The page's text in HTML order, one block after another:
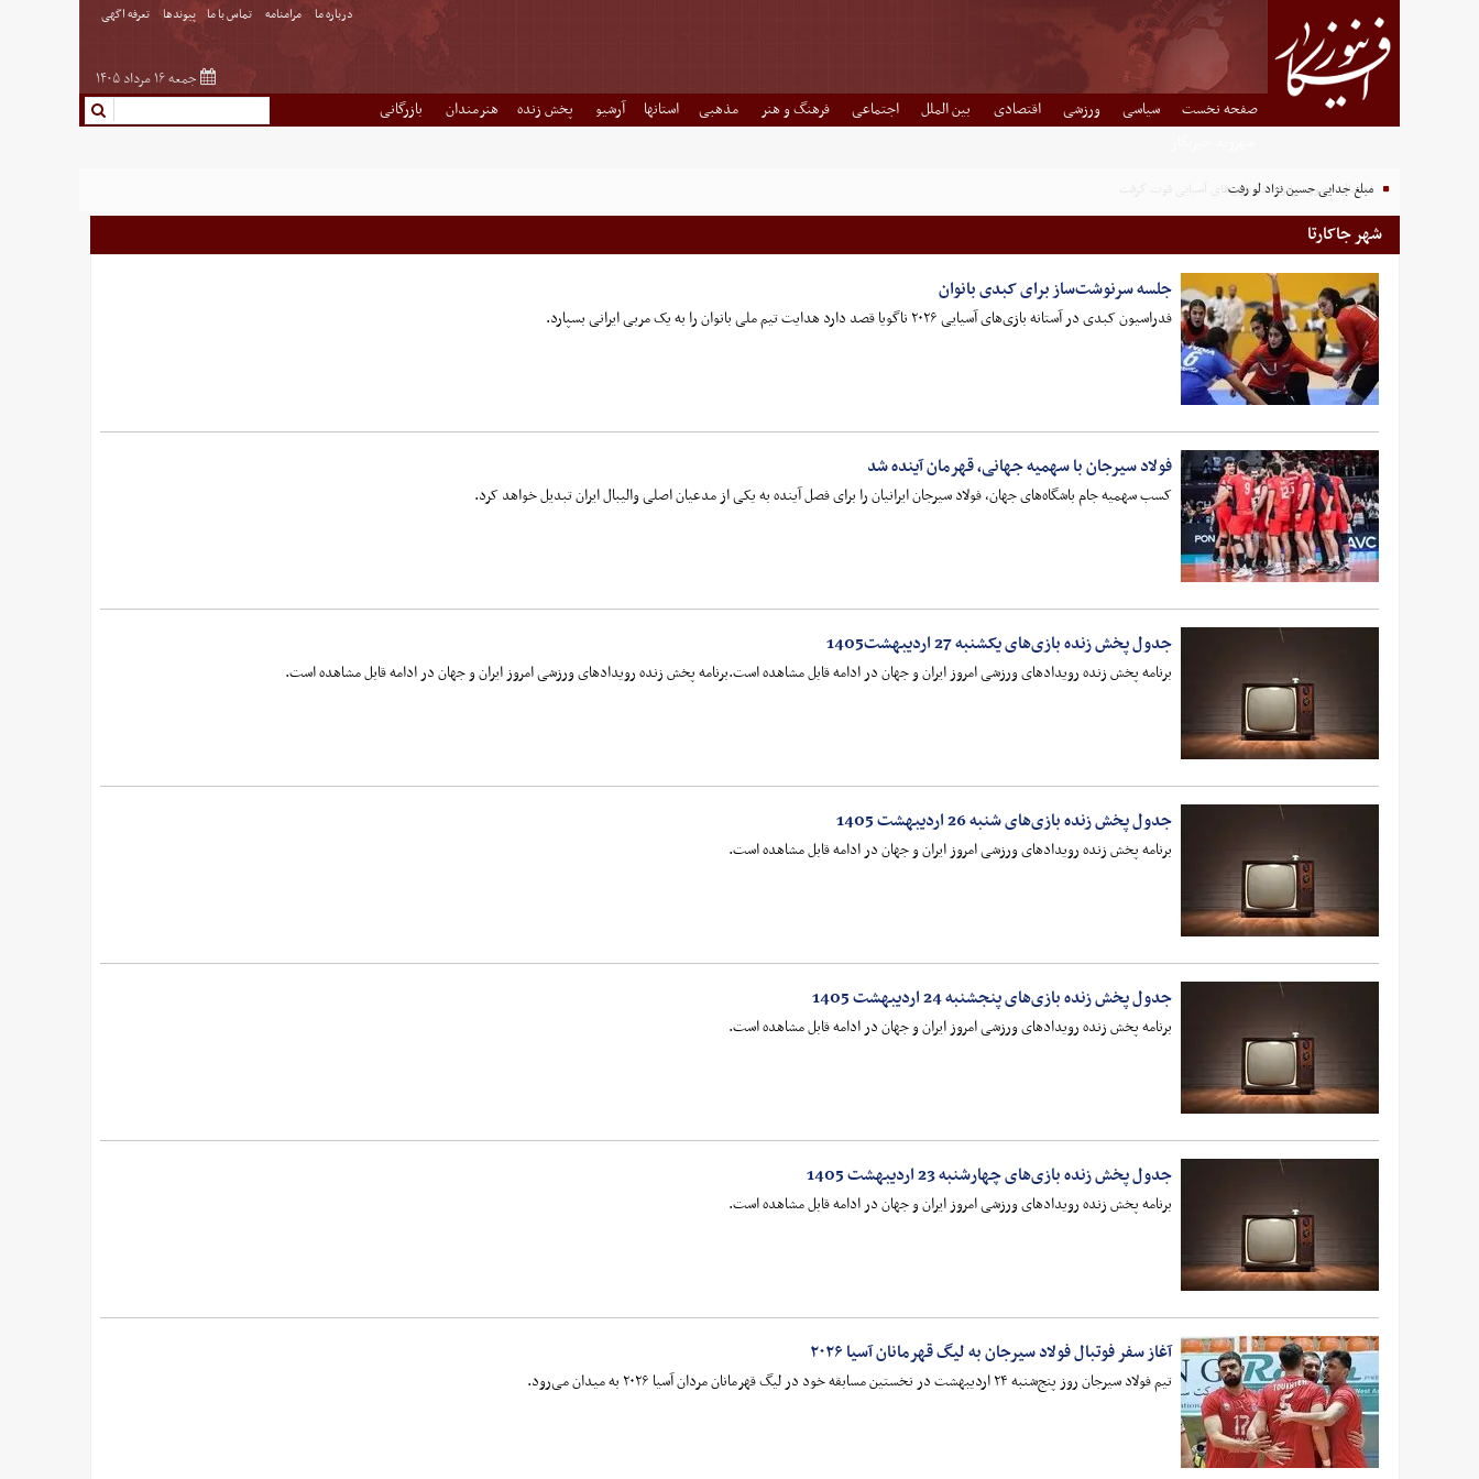
درباره ما مرامنامه تماس با ما پیوندها تعرفه اگهی
جمعه ۱۶ مرداد ۱۴۰۵
صفحه نخست سیاسی ورزشی اقتصادی بین الملل اجتماعی فرهنگ و هنر مذهبی استانها آرشیو پخش زنده هنرمندان
بازرگانی
مبلغ جدایی حسین نژاد لو رفت
شهر جاکارتا
جلسه سرنوشت‌ساز برای کبدی بانوان
فدراسیون کبدی در آستانه بازی‌های آسیایی ۲۰۲۶ ناگویا قصد دارد هدایت تیم ملی بانوان را به یک مربی ایرانی بسپارد.
فولاد سیرجان با سهمیه جهانی، قهرمان آینده شد
کسب سهمیه جام باشگاه‌های جهان، فولاد سیرجان ایرانیان را برای فصل آینده به یکی از مدعیان اصلی والیبال ایران تبدیل خواهد کرد.
جدول پخش زنده بازی‌های یکشنبه 27 اردیبهشت1405
برنامه پخش زنده رویدادهای ورزشی امروز ایران و جهان در ادامه قابل مشاهده است.برنامه پخش زنده رویدادهای ورزشی امروز ایران و جهان در ادامه قابل مشاهده است.
جدول پخش زنده بازی‌های شنبه 26 اردیبهشت 1405
برنامه پخش زنده رویدادهای ورزشی امروز ایران و جهان در ادامه قابل مشاهده است.
جدول پخش زنده بازی‌های پنجشنبه 24 اردیبهشت 1405
برنامه پخش زنده رویدادهای ورزشی امروز ایران و جهان در ادامه قابل مشاهده است.
جدول پخش زنده بازی‌های چهارشنبه 23 اردیبهشت 1405
برنامه پخش زنده رویدادهای ورزشی امروز ایران و جهان در ادامه قابل مشاهده است.
آغاز سفر فوتبال فولاد سیرجان به لیگ قهرمانان آسیا ۲۰۲۶
تیم فولاد سیرجان روز پنج‌شنبه ۲۴ اردیبهشت در نخستین مسابقه خود در لیگ قهرمانان مردان آسیا ۲۰۲۶ به میدان می‌رود.